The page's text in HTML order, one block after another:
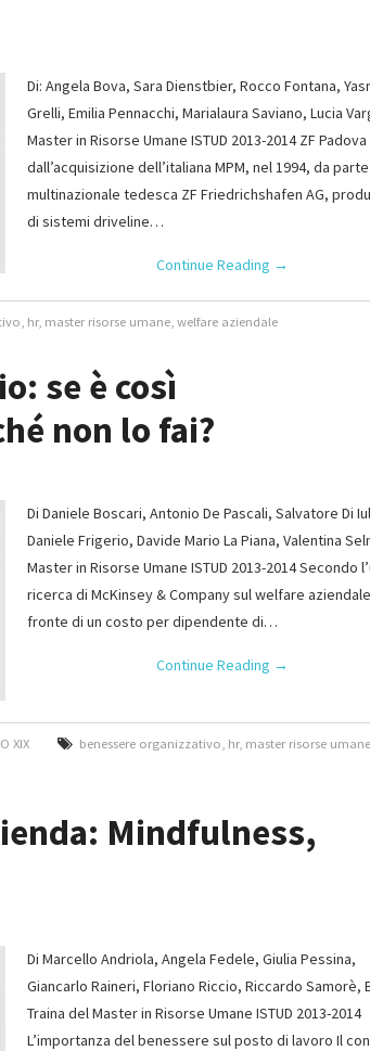
Di: Angela Bova, Sara Dienstbier, Rocco Fontana,
Grelli, Emilia Pennacchi, Marialaura Saviano, Lucia
Master in Risorse Umane ISTUD 2013-2014 ZF
dall’acquisizione dell’italiana MPM, nel 1994, da
multinazionale tedesca ZF Friedrichshafen AG,
di sistemi driveline…
Continue Reading →
, hr, master risorse umane,welfare aziendale
se è così
non lo fai?
Di Daniele Boscari, Antonio De Pascali, Salvatore Di
Daniele Frigerio, Davide Mario La Piana, Valentina
Master in Risorse Umane ISTUD 2013-2014 Secondo
ricerca di McKinsey & Company sul welfare aziendale
fronte di un costo per dipendente di…
Continue Reading →
XIX benessere organizzativo, hr, master risorse umane
Mindfulness,
Di Marcello Andriola, Angela Fedele, Giulia Pessina,
Giancarlo Raineri, Floriano Riccio, Riccardo Samorè,
Traina del Master in Risorse Umane ISTUD 2013-2014
L’importanza del benessere sul posto di lavoro Il